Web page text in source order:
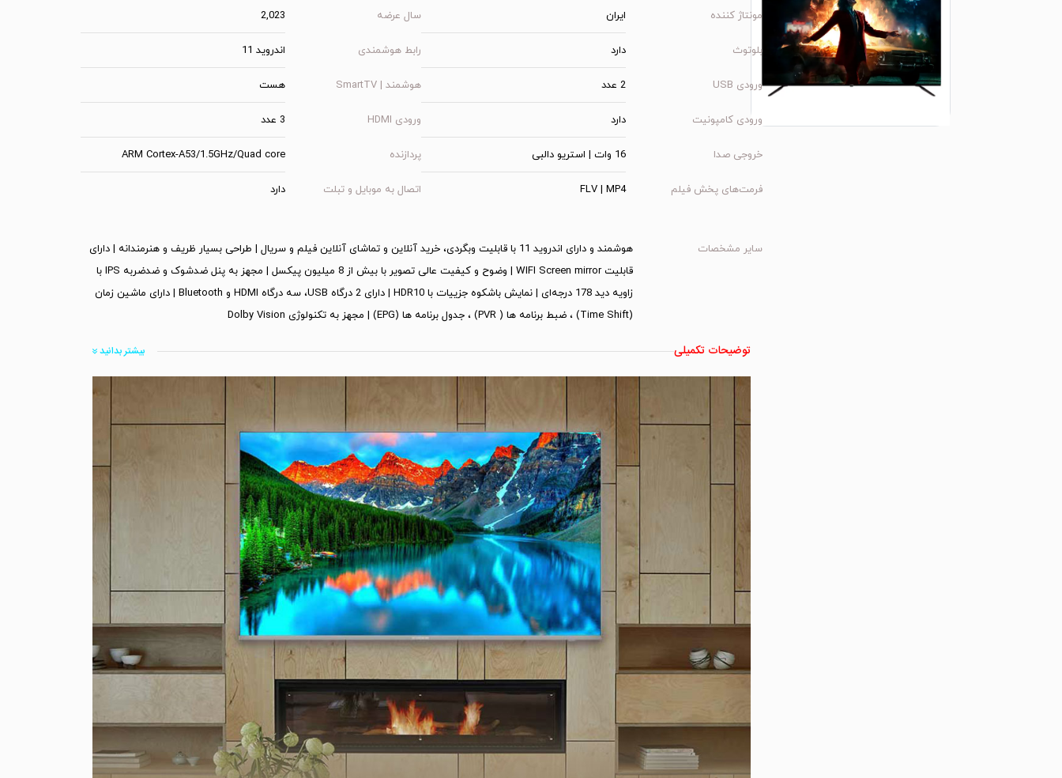
سال عرضه 2,023
رابط هوشمندی اندروید 11
هوشمند | SmartTV هست
ورودی HDMI 3 عدد
پردازنده ARM Cortex-A53/1.5GHz/Quad core
اتصال به موبایل و تبلت دارد
مونتاژ کننده ایران
بلوتوث دارد
ورودی USB 2 عدد
ورودی کامپونیت دارد
خروجی صدا 16 وات | استریو دالبی
فرمت‌های پخش فیلم FLV | MP4
سایر مشخصات
هوشمند و دارای اندروید 11 با قابلیت وبگردی، خرید آنلاین و تماشای آنلاین فیلم و سریال | طراحی بسیار ظریف و هنرمندانه | دارای
قابلیت WIFI Screen mirror | وضوح و کیفیت عالی تصویر با بیش از 8 میلیون پیکسل | مجهز به پنل ضدشوک و ضدضربه IPS با
زاویه دید 178 درجه‌ای | نمایش باشکوه جزییات با HDR10 | دارای 2 درگاه USB، سه درگاه HDMI و Bluetooth | دارای ماشین زمان
(Time Shift) ، ضبط برنامه ها ( PVR) ، جدول برنامه ها (EPG) | مجهز به تکنولوژی Dolby Vision
توضیحات تکمیلی بیشتر بدانید